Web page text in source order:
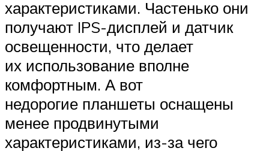
характеристиками. Частенько они
получают IPS-дисплей и датчик
освещенности, что делает
их использование вполне
комфортным. А вот
недорогие планшеты оснащены
менее продвинутыми
характеристиками, из-за чего